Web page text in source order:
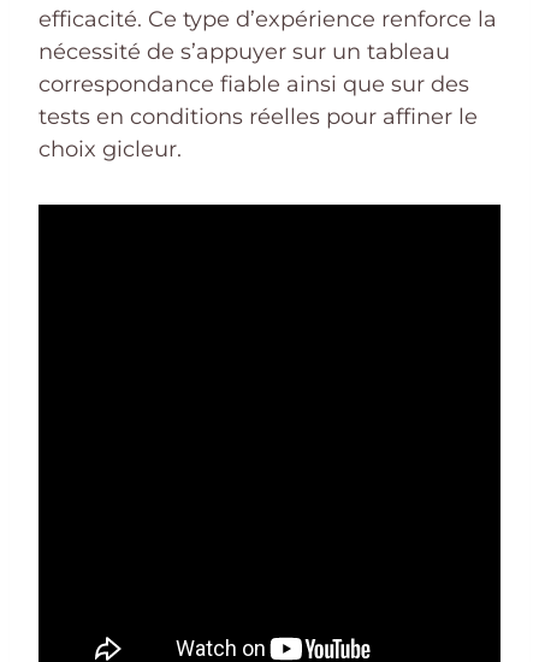
efficacité. Ce type d’expérience renforce la
nécessité de s’appuyer sur un tableau
correspondance fiable ainsi que sur des
tests en conditions réelles pour affiner le
choix gicleur.